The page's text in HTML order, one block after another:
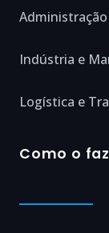
Administração
Indústria e
Logística e
Como o